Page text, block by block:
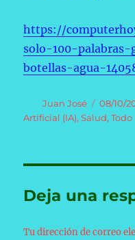
https://
solo-100-
botellas-agua-
Autor
Juan José
el
08/10/
Artificial (IA),Salud,Todo
Deja una
Tu dirección de correo